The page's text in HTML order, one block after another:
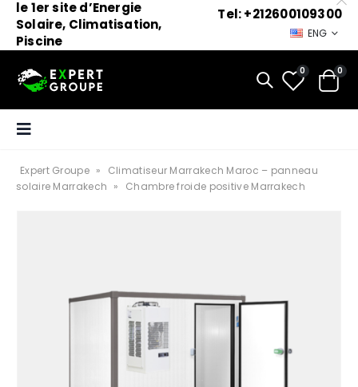
le 1er site d’Energie
Solaire, Climatisation,
Piscine
Tel: +212600109300
ENG
0 0
Expert Groupe »
Climatiseur Marrakech Maroc – panneau
solaire Marrakech » Chambre froide positive Marrakech